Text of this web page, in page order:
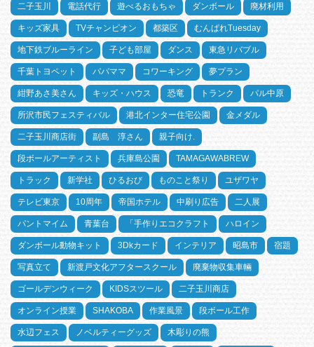
二子玉川 電話代行 遊べるおもちゃ ダンボール 廃材利用
キッズ家具 TVチャンピオン 都築区 むんぱれTuesday
地下鉄ブルーライン 子ども部屋 ダンス 東急リバブル
千葉トヨペット パパママ コワーキング 夢プラン
紺野あさ美さん キッズ・ハウス 恐竜 トランク パル中原
所沢市民フェスティバル 港北インター住宅公園 金メダル
二子玉川商店街 副島 淳さん 親子向け.
段ボールアーティスト 兵庫島公園 TAMAGAWABREW
トラック 新学社 ひるおび ものこと祭り ユザワヤ
テレビ東京 10周年 帝国ホテル 中刷り広告 二人展
パントマイム 青葉台 「手作りエコクラフト ハロイン
ダンボール動物キット 3Dkカード インテリア 昭島市 宿題
写真立て 新渡戸文化アフタースクール 廃棄物収集車輛
ゴールデンウィーク KIDSスツール 二子玉川商店
オンライン授業 SHAKOBA 作業風景 段ボール工作
水辺フェス ノベルティーグッズ 木彫りの熊